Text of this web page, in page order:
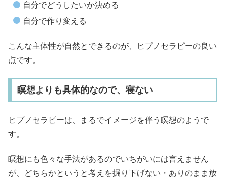
自分でどうしたいか決める
自分で作り変える
こんな主体性が自然とできるのが、ヒプノセラピーの良い
点です。
瞑想よりも具体的なので、寝ない
ヒプノセラピーは、まるでイメージを伴う瞑想のようで
す。
瞑想にも色々な手法があるのでいちがいには言えません
が、どちらかというと考えを掘り下げない・ありのまま放